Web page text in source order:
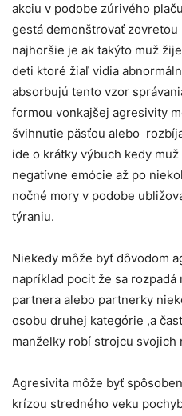
akciu v podobe zúrivého
gestá demonštrovať
najhoršie je ak takýto muž
deti ktoré žiaľ vidia
absorbujú tento vzor
formou vonkajšej agresivity
švihnutie päsťou alebo
ide o krátky výbuch kedy
negatívne emócie až po
nočné mory v podobe
týraniu.
Niekedy môže byť dôvodom
napríklad pocit že sa
partnera alebo partnerky
osobu druhej kategórie ,a
manželky robí strojcu svojich
Agresivita môže byť
krízou stredného veku